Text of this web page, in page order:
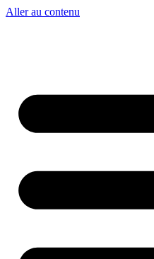
Aller au contenu